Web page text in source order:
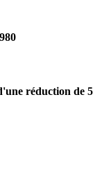
réduction de 5